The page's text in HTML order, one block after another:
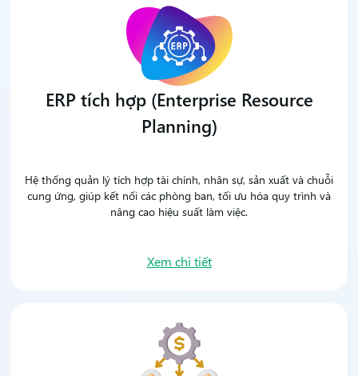
ERP tích hợp (Enterprise Resource
Planning)
Hệ thống quản lý tích hợp tài chính, nhân sự, sản xuất và chuỗi
cung ứng, giúp kết nối các phòng ban, tối ưu hóa quy trình và
nâng cao hiệu suất làm việc.
Xem chi tiết